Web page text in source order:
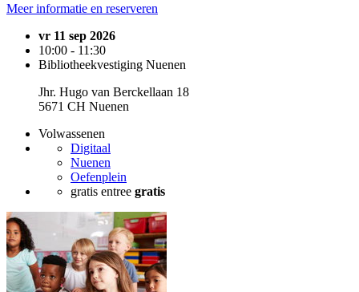
Meer informatie en reserveren
vr 11 sep 2026
10:00 - 11:30
Bibliotheekvestiging Nuenen
Jhr. Hugo van Berckellaan 18
5671 CH Nuenen
Volwassenen
Digitaal
Nuenen
Oefenplein
gratis entree gratis